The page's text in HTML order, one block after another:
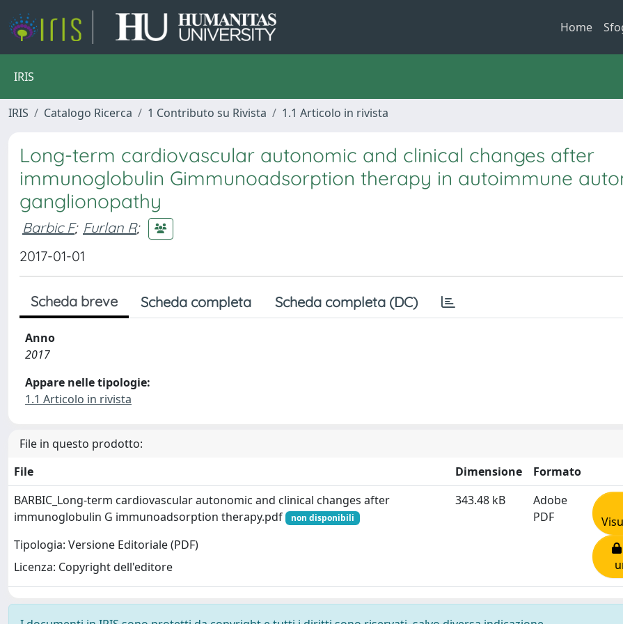
Home
IRIS
IRIS Catalogo Ricerca 1 Contributo su Rivista 1.1 Articolo in rivista
Long-term cardiovascular autonomic and clinical changes after
immunoglobulin Gimmunoadsorption therapy in autoimmune
ganglionopathy
Barbic F; Furlan R;
2017-01-01
Scheda breve Scheda completa Scheda completa (DC)
Anno
2017
Appare nelle tipologie:
1.1 Articolo in rivista
File in questo prodotto:
File
Dimensione
Formato
BARBIC_Long-term cardiovascular autonomic and clinical changes after
immunoglobulin G immunoadsorption therapy.pdf
non disponibili
Tipologia: Versione Editoriale (PDF)
Licenza: Copyright dell'editore
343.48 kB
Adobe
PDF